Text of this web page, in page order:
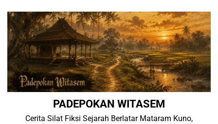
content
PADEPOKAN WITASEM
Cerita Silat Fiksi Sejarah Berlatar Mataram Kuno,